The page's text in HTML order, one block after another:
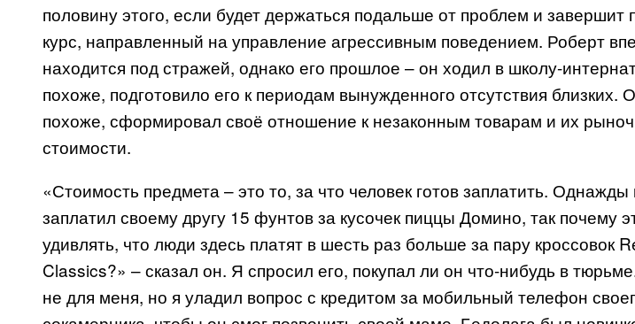
половину этого, если будет держаться подальше от проблем и
курс, направленный на управление агрессивным поведением. Роберт
находится под стражей, однако его прошлое – он ходил в школу-
похоже, подготовило его к периодам вынужденного отсутствия близких.
похоже, сформировал своё отношение к незаконным товарам и их
стоимости.
«Стоимость предмета – это то, за что человек готов заплатить.
заплатил своему другу 15 фунтов за кусочек пиццы Домино, так почему
удивлять, что люди здесь платят в шесть раз больше за пару кроссовок
Classics?» – сказал он. Я спросил его, покупал ли он что-нибудь в
не для меня, но я уладил вопрос с кредитом за мобильный телефон